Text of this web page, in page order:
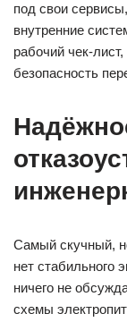
под свои
внутренние
рабочий чек-
безопасность
Самый скучный,
нет стабильного
ничего не
схемы